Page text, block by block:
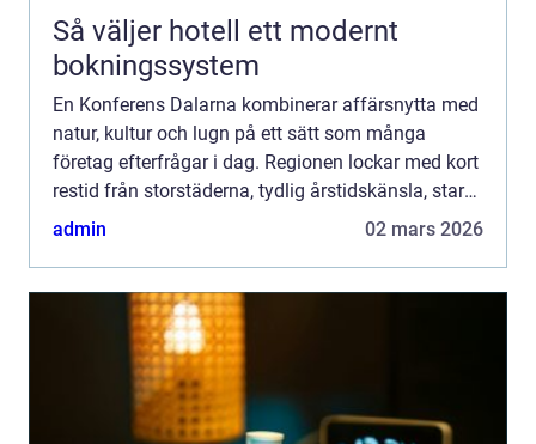
Så väljer hotell ett modernt
bokningssystem
En Konferens Dalarna kombinerar affärsnytta med
natur, kultur och lugn på ett sätt som många
företag efterfrågar i dag. Regionen lockar med kort
restid från storstäderna, tydlig årstidskänsla, stark
lokal matkultur och en miljö som gör det lättare
admin 02 mars 2026